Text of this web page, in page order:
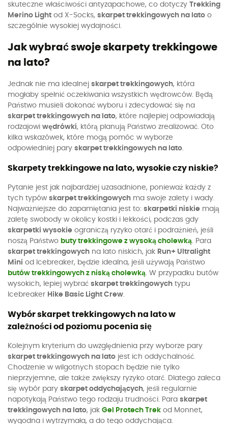
skuteczne właściwości antyzapachowe, co dotyczy Trekking
Merino Light od X-Socks, skarpet trekkingowych na lato o
szczególnie wysokiej wydajności.
Jak wybrać swoje skarpety trekkingowe
na lato?
Jednak nie ma idealnej skarpet trekkingowych, która
mogłaby spełnić oczekiwania wszystkich wędrowców. Będą
Państwo musieli dokonać wyboru i zdecydować się na
skarpet trekkingowych na lato, które najlepiej odpowiadają
rodzajowi wędrówki, którą planują Państwo zrealizować. Oto
kilka wskazówek, które mogą pomóc w wyborze
odpowiedniej pary skarpet trekkingowych na lato.
Skarpety trekkingowe na lato, wysokie czy niskie?
Pytanie jest jak najbardziej uzasadnione, ponieważ każdy z
tych typów skarpet trekkingowych ma swoje zalety i wady.
Najważniejsze do zapamiętania jest to: skarpetki niskie mają
zaletę swobody w okolicy kostki i lekkości, podczas gdy
skarpetki wysokie ograniczą ryzyko otarć i podrażnień, jeśli
noszą Państwo buty trekkingowe z wysoką cholewką. Para
skarpet trekkingowych na lato niskich, jak Run+ Ultralight
Mini od Icebreaker, będzie idealna, jeśli używają Państwo
butów trekkingowych z niską cholewką. W przypadku butów
wysokich, lepiej wybrać skarpet trekkingowych typu
Icebreaker Hike Basic Light Crew.
Wybór skarpet trekkingowych na lato w
zależności od poziomu pocenia się
Kolejnym kryterium do uwzględnienia przy wyborze pary
skarpet trekkingowych na lato jest ich oddychalność.
Chodzenie w wilgotnych stopach będzie nie tylko
nieprzyjemne, ale także zwiększy ryzyko otarć. Dlatego zaleca
się wybór pary skarpet oddychających, jeśli regularnie
napotykają Państwo tego rodzaju trudności. Para skarpet
trekkingowych na lato, jak Gel Protech Trek od Monnet,
wygodna i wytrzymała, a do tego oddychająca.